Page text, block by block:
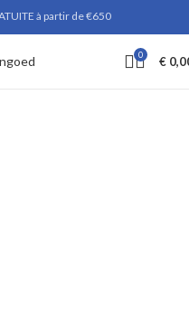
à partir de €650
0 €